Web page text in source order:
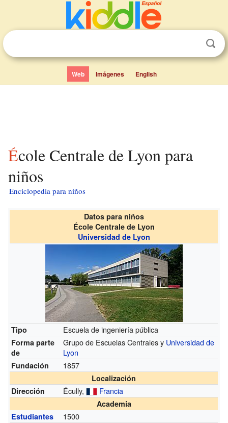
Web Imágenes English
École Centrale de Lyon para
niños
Enciclopedia para niños
Datos para niños
École Centrale de Lyon
Universidad de Lyon
Tipo Escuela de ingeniería pública
Forma parte
de
Grupo de Escuelas Centrales y Universidad de
Lyon
Fundación 1857
Localización
Dirección
Écully, Francia
Academia
Estudiantes
1500